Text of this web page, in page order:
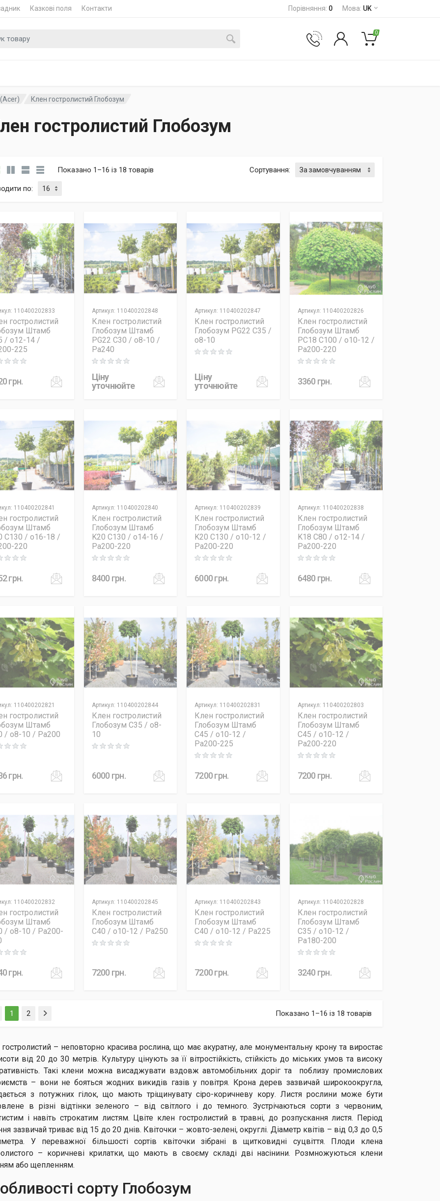
Казкові поля Контакти Порівняння: 0 Мова: UK
0
Клен гостролистий Глобозум
гостролистий Глобозум
Показано 1–16 із 18 товарів Сортування:
по:
: 110400202833
гостролистий
Штамб
/ o12-14 /
225
0 out of 5
грн.
Артикул: 110400202848
Клен гостролистий
Глобозум Штамб
PG22 C30 / o8-10 /
Pa240
Rating: 0 out of 5
Ціну
уточнюйте
Артикул: 110400202847
Клен гостролистий
Глобозум PG22 C35 /
o8-10
Rating: 0 out of 5
Ціну
уточнюйте
Артикул: 110400202826
Клен гостролистий
Глобозум Штамб
PC18 C100 / o10-12 /
Pa200-220
Rating: 0 out of 5
3360 грн.
: 110400202841
гостролистий
Штамб
C130 / o16-18 /
220
0 out of 5
грн.
Артикул: 110400202840
Клен гостролистий
Глобозум Штамб
K20 C130 / o14-16 /
Pa200-220
Rating: 0 out of 5
8400 грн.
Артикул: 110400202839
Клен гостролистий
Глобозум Штамб
K20 C130 / o10-12 /
Pa200-220
Rating: 0 out of 5
6000грн.
Артикул: 110400202838
Клен гостролистий
Глобозум Штамб
K18 C80 / o12-14 /
Pa200-220
Rating: 0 out of 5
6480 грн.
: 110400202821
гостролистий
Штамб
/ o8-10 / Pa200
0 out of 5
грн.
Артикул: 110400202844
Клен гостролистий
Глобозум C35 / o8-
10
Rating: 0 out of 5
6000 грн.
Артикул: 110400202831
Клен гостролистий
Глобозум Штамб
C45 / o10-12 /
Pa200-225
Rating: 0 out of 5
7200грн.
Артикул: 110400202803
Клен гостролистий
Глобозум Штамб
C45 / o10-12 /
Pa200-220
Rating: 0 out of 5
7200 грн.
: 110400202832
гостролистий
Штамб
/ o8-10 / Pa200-
0 out of 5
грн.
Артикул: 110400202845
Клен гостролистий
Глобозум Штамб
C40 / o10-12 / Pa250
Rating: 0 out of 5
7200 грн.
Артикул: 110400202843
Клен гостролистий
Глобозум Штамб
C40 / o10-12 / Pa225
Rating: 0 out of 5
7200грн.
Артикул: 110400202828
Клен гостролистий
Глобозум Штамб
C35 / o10-12 /
Pa180-200
Rating: 0 out of 5
3240 грн.
1 (current)
2 Показано 1–16 із 18 товарів
– неповторно красива рослина, що має акуратну, але монументальну крону та виростає
від 20 до 30 метрів. Культуру цінують за її вітростійкість, стійкість до міських умов та високу
Такі клени можна висаджувати вздовж автомобільних доріг та поблизу промислових
– вони не бояться жодних викидів газів у повітря. Крона дерев зазвичай широкоокругла,
з потужних гілок, що мають тріщинувату сіро-коричневу кору. Листя рослини може бути
в різні відтінки зеленого – від світлого і до темного. Зустрічаються сорти з червоним,
і навіть строкатим листям. Цвіте клен гостролистий в травні, до розпускання листя. Період
зазвичай триває від 15 до 20 днів. Квіточки – жовто-зелені, округлі. Діаметр квітів – від 0,3 до 0,5
У переважної більшості сортів квіточки зібрані в щитковидні суцвіття. Плоди клена
– коричневі крилатки, що мають в своєму складі дві насінини. Розмножуються клени
або щепленням.
сорту Глобозум